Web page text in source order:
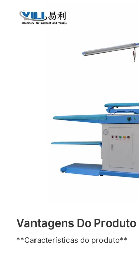
Vantagens Do Produto
**Características do produto**